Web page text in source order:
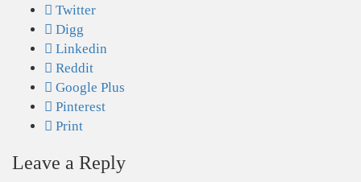
Twitter
Digg
Linkedin
Reddit
Google Plus
Pinterest
Print
Leave a Reply